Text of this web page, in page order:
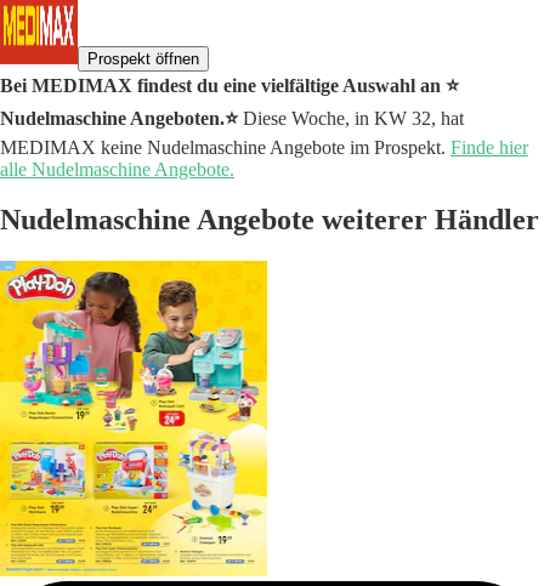
Prospekt öffnen
Bei MEDIMAX findest du eine vielfältige Auswahl an ⭐️
Nudelmaschine Angeboten.⭐️Diese Woche, in KW 32, hat
MEDIMAX keine Nudelmaschine Angebote im Prospekt. Finde hier
alle Nudelmaschine Angebote.
Nudelmaschine Angebote weiterer Händler